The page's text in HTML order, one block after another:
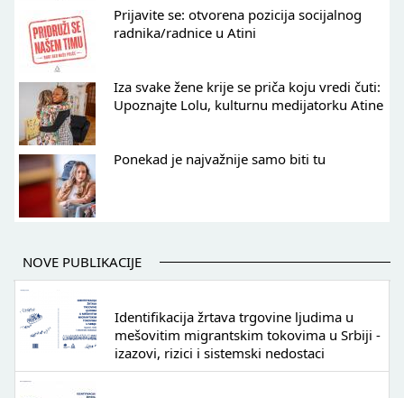
Prijavite se: otvorena pozicija socijalnog
radnika/radnice u Atini
Iza svake žene krije se priča koju vredi čuti:
Upoznajte Lolu, kulturnu medijatorku Atine
Ponekad je najvažnije samo biti tu
NOVE PUBLIKACIJE
Identifikacija žrtava trgovine ljudima u
mešovitim migrantskim tokovima u Srbiji -
izazovi, rizici i sistemski nedostaci